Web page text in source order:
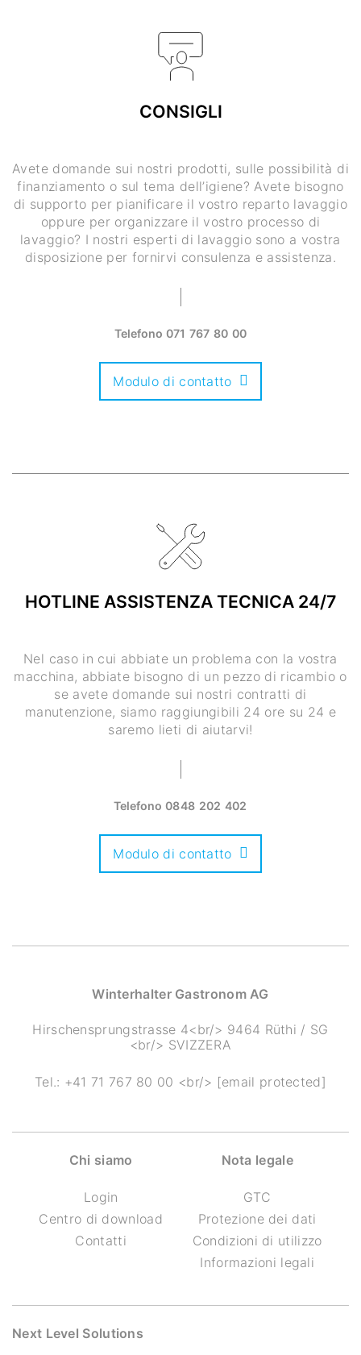
CONSIGLI
Avete domande sui nostri prodotti, sulle possibilità di
finanziamento o sul tema dell’igiene? Avete bisogno
di supporto per pianificare il vostro reparto lavaggio
oppure per organizzare il vostro processo di
lavaggio? I nostri esperti di lavaggio sono a vostra
disposizione per fornirvi consulenza e assistenza.
Telefono 071 767 80 00
Modulo di contatto
HOTLINE ASSISTENZA TECNICA 24/7
Nel caso in cui abbiate un problema con la vostra
macchina, abbiate bisogno di un pezzo di ricambio o
se avete domande sui nostri contratti di
manutenzione, siamo raggiungibili 24 ore su 24 e
saremo lieti di aiutarvi!
Telefono0848 202 402
Modulo di contatto
Winterhalter Gastronom AG
Hirschensprungstrasse 4<br/> 9464 Rüthi / SG
<br/> SVIZZERA
Tel.: +41 71 767 80 00 <br/> [email protected]
Chi siamo
Login
Centro di download
Contatti
Nota legale
GTC
Protezione dei dati
Condizioni di utilizzo
Informazioni legali
Next Level Solutions